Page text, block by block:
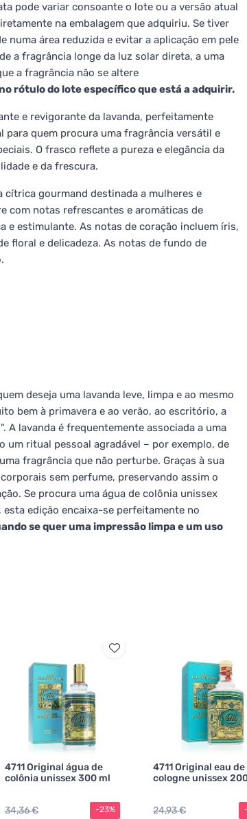
pode variar consoante o lote ou a versão atual
na embalagem que adquiriu. Se tiver
área reduzida e evitar a aplicação em pele
a fragrância longe da luz solar direta, a uma
a fragrância não se altere
rótulo do lote específico que está a adquirir.
e revigorante da lavanda, perfeitamente
quem procura uma fragrância versátil e
O frasco reflete a pureza e elegância da
e da frescura.
cítrica gourmand destinada a mulheres e
com notas refrescantes e aromáticas de
e estimulante. As notas de coração incluem íris,
floral e delicadeza. As notas de fundo de
deseja uma lavanda leve, limpa e ao mesmo
bem à primavera e ao verão, ao escritório, a
A lavanda é frequentemente associada a uma
um ritual pessoal agradável – por exemplo, de
fragrância que não perturbe. Graças à sua
sem perfume, preservando assim o
Se procura uma água de colônia unissex
edição encaixa-se perfeitamente no
se quer uma impressão limpa e um uso
4711 Original água de
colônia unissex 300 ml
34,36 € -23%
4711 Original eau de
cologne unissex
24,93 €